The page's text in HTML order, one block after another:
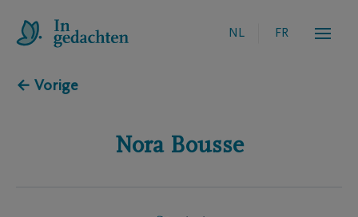
NL FR
← Vorige
Nora Bousse